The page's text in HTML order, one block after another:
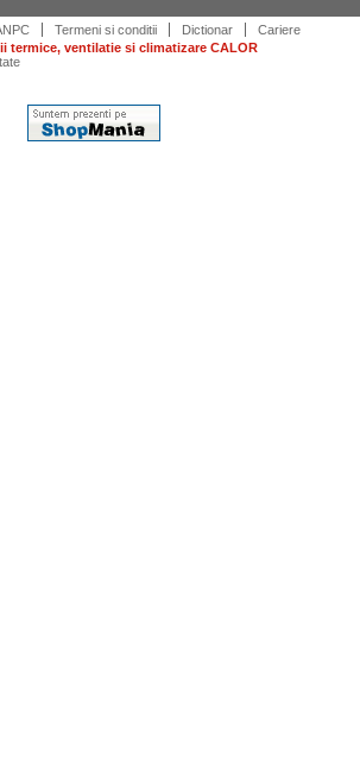
Termeni si conditii Dictionar
Cariere
termice, ventilatie si climatizare CALOR